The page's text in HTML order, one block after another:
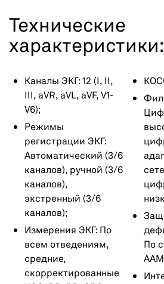
Технические
характеристики:
Каналы ЭКГ: 12 (I, II,
III, aVR, aVL, aVF, V1-
V6);
Режимы
регистрации ЭКГ:
Автоматический (3/6
каналов), ручной (3/6
каналов),
экстренный (3/6
каналов);
Измерения ЭКГ: По
всем отведениям,
средние,
скорректированные
По